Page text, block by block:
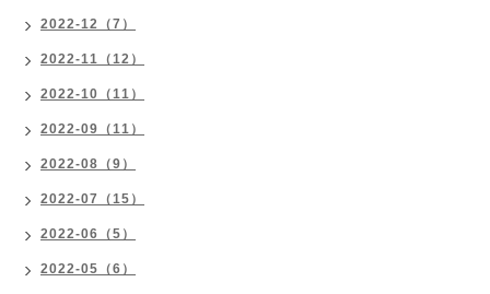
2022-12（7）
2022-11（12）
2022-10（11）
2022-09（11）
2022-08（9）
2022-07（15）
2022-06（5）
2022-05（6）